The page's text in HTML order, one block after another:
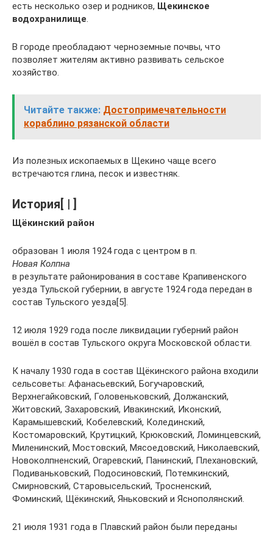
есть несколько озер и родников, Щекинское
водохранилище.
В городе преобладают черноземные почвы, что
позволяет жителям активно развивать сельское
хозяйство.
Читайте также: Достопримечательности
кораблино рязанской области
Из полезных ископаемых в Щекино чаще всего
встречаются глина, песок и известняк.
История[ | ]
Щёкинский район
образован 1 июля 1924 года с центром в п.
Новая Колпна
в результате районирования в составе Крапивенского
уезда Тульской губернии, в августе 1924 года передан в
состав Тульского уезда[5].
12 июля 1929 года после ликвидации губерний район
вошёл в состав Тульского округа Московской области.
К началу 1930 года в состав Щёкинского района входили
сельсоветы: Афанасьевский, Богучаровский,
Верхнегайковский, Головеньковский, Должанский,
Житовский, Захаровский, Ивакинский, Иконский,
Карамышевский, Кобелевский, Колединский,
Костомаровский, Крутицкий, Крюковский, Ломинцевский,
Миленинский, Мостовский, Мясоедовский, Николаевский,
Новоколпненский, Огаревский, Панинский, Плехановский,
Подиваньковский, Подосиновский, Потемкинский,
Смирновский, Старовысельский, Тросненский,
Фоминский, Щёкинский, Яньковский и Яснополянский.
21 июля 1931 года в Плавский район были переданы